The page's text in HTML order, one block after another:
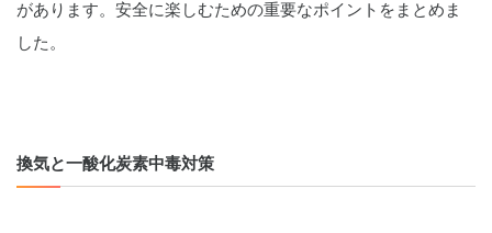
があります。安全に楽しむための重要なポイントをまとめま
した。
換気と一酸化炭素中毒対策